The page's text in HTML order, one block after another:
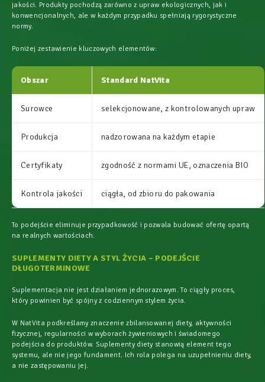
jakości. Produkty pochodzą zarówno z upraw ekologicznych, jak i
konwencjonalnych, ale w każdym przypadku spełniają rygorystyczne
normy.
Poniżej zestawienie kluczowych elementów:
Obszar Standard NatVita
Surowce selekcjonowane, z kontrolowanych upraw
Produkcja nadzorowana na każdym etapie
Certyfikaty zgodność z normami UE, oznaczenia BIO
Kontrola jakości ciągła, od zbioru do pakowania
To podejście eliminuje przypadkowość i pozwala budować ofertę opartą
na realnych wartościach.
SUPLEMENTY DIETY A STYL ŻYCIA – PODEJŚCIE
DŁUGOTERMINOWE
Suplementacja nie jest działaniem jednorazowym. To ciągły proces,
który powinien być spójny z codziennym stylem życia.
W NatVita podkreślamy znaczenie zbilansowanej diety, aktywności
fizycznej, regularności w wyborach żywieniowych i świadomego
podejścia do produktów. Suplementy diety stanowią element tego
systemu, ale nie jego fundament. Ich rola polega na uzupełnieniu diety,
a nie zastępowaniu jej.